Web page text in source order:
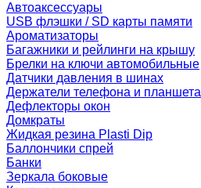
Автоаксессуары
USB флэшки / SD карты памяти
Ароматизаторы
Багажники и рейлинги на крышу
Брелки на ключи автомобильные
Датчики давления в шинах
Держатели телефона и планшета
Дефлекторы окон
Домкраты
Жидкая резина Plasti Dip
Баллончики спрей
Банки
Зеркала боковые